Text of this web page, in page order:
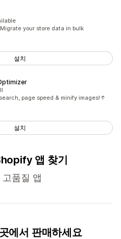
your store data in bulk
설치
page speed & minify images!↑
설치
앱 찾기
품질 앱
에서 판매하세요